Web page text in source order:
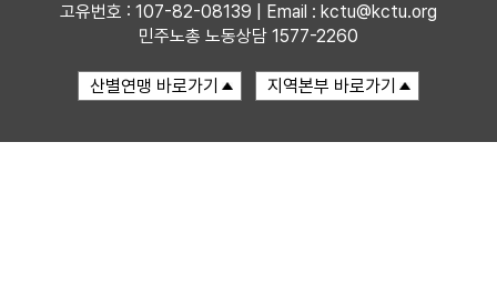
고유번호 : 107-82-08139 | Email : kctu@kctu.org
민주노총 노동상담 1577-2260